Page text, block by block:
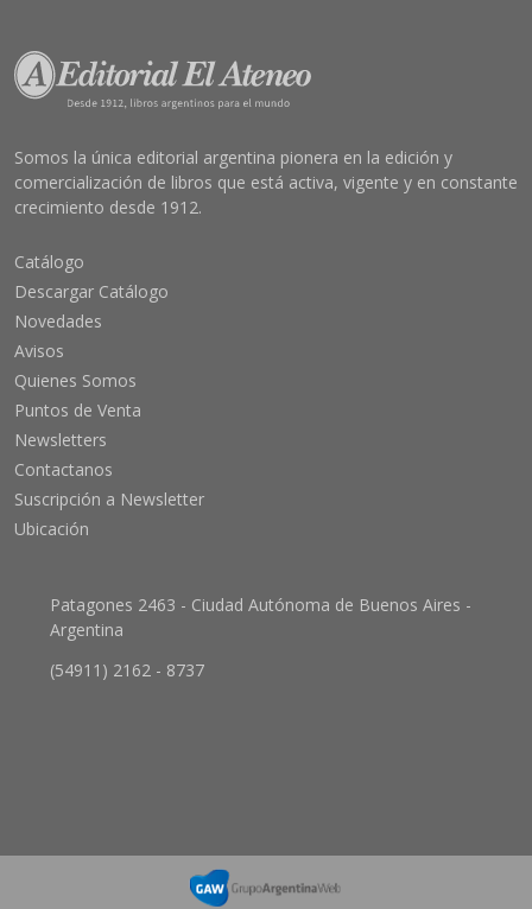
Somos la única editorial argentina pionera en la edición y
comercialización de libros que está activa, vigente y en constante
crecimiento desde 1912.
Catálogo
Descargar Catálogo
Novedades
Avisos
Quienes Somos
Puntos de Venta
Newsletters
Contactanos
Suscripción a Newsletter
Ubicación
Patagones 2463 - Ciudad Autónoma de Buenos Aires -
Argentina
(54911) 2162 - 8737